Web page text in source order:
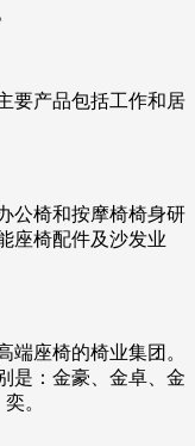
要产品包括工作和居
公椅和按摩椅椅身研
座椅配件及沙发业
端座椅的椅业集团。
是：金豪、金卓、金
。